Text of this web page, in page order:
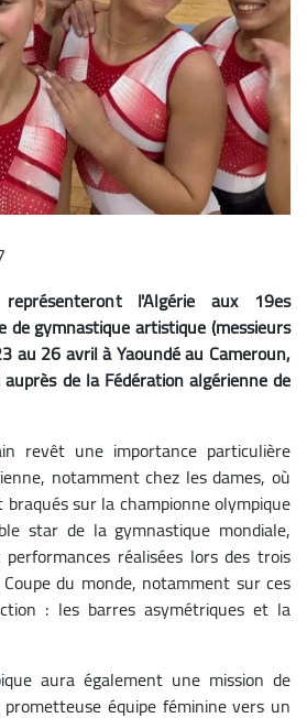
l'Algérie aux 19es
de gymnastique artistique (messieurs
au 26 avril à Yaoundé au Cameroun,
de la Fédération algérienne de
revêt une importance particulière
notamment chez les dames, où
sur la championne olympique
star de la gymnastique mondiale,
réalisées lors des trois
du monde, notamment sur ces
: les barres asymétriques et la
aura également une mission de
équipe féminine vers un